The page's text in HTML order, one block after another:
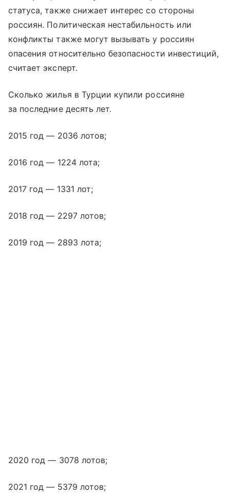
статуса, также снижает интерес со стороны
россиян. Политическая нестабильность или
конфликты также могут вызывать у россиян
опасения относительно безопасности инвестиций,
считает эксперт.
Сколько жилья в Турции купили россияне
за последние десять лет.
2015 год — 2036 лотов;
2016 год — 1224 лота;
2017 год — 1331 лот;
2018 год — 2297 лотов;
2019 год — 2893 лота;
2020 год — 3078 лотов;
2021 год — 5379 лотов;